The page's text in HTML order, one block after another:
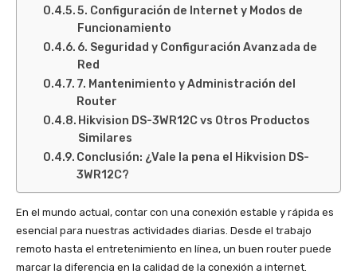
5. Configuración de Internet y Modos de
Funcionamiento
6. Seguridad y Configuración Avanzada de
Red
7. Mantenimiento y Administración del
Router
Hikvision DS-3WR12C vs Otros Productos
Similares
Conclusión: ¿Vale la pena el Hikvision DS-
3WR12C?
En el mundo actual, contar con una conexión estable y rápida es
esencial para nuestras actividades diarias. Desde el trabajo
remoto hasta el entretenimiento en línea, un buen router puede
marcar la diferencia en la calidad de la conexión a internet.